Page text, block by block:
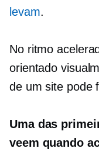
levam.
No ritmo
orientado
de um site pode
Uma das
veem quando